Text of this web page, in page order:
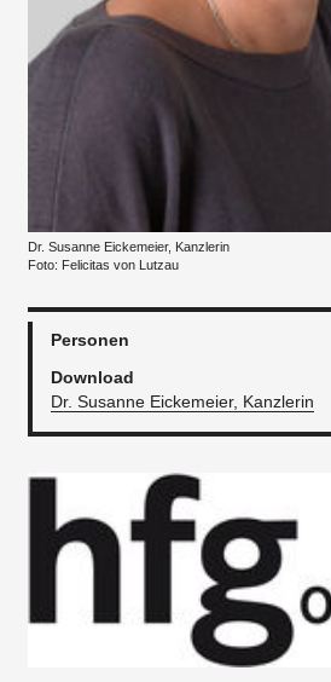
Dr. Susanne Eickemeier, Kanzlerin
Foto: Felicitas von Lutzau
Personen
Download
Dr. Susanne Eickemeier, Kanzlerin